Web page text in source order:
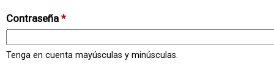
Contraseña *
Tenga en cuenta mayúsculas y minúsculas.